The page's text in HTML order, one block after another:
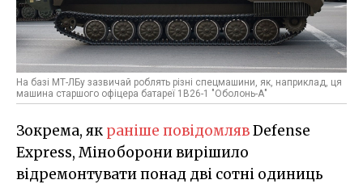
На базі МТ-ЛБу зазвичай роблять різні спецмашини, як, наприклад, ця
машина старшого офіцера батареї 1В26-1 "Оболонь-А"
Зокрема, як раніше повідомлявDefense
Express, Міноборони вирішило
відремонтувати понад дві сотні одиниць